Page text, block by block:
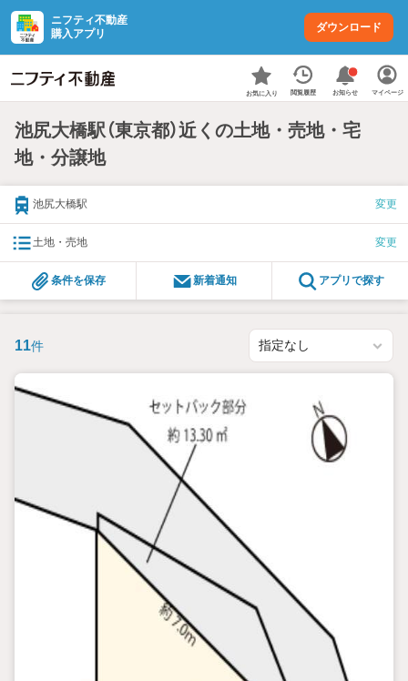
ニフティ不動産
購入アプリ
ダウンロード
お気に入り 閲覧履歴 お知らせ マイページ
池尻大橋駅（東京都）近くの土地・売地・宅
地・分譲地
池尻大橋駅 変更
土地・売地 変更
条件を保存 新着通知 アプリで探す
11件